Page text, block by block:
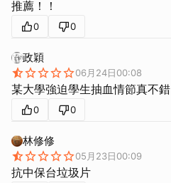
推薦！！
0 0
政穎
06月24日00:08
某大學強迫學生抽血情節真不錯
0 0
林修修
05月23日00:09
抗中保台垃圾片